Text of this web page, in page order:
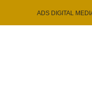
ADS DIGITAL